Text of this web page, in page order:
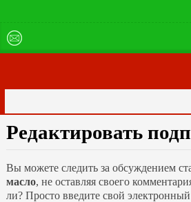
Редактировать
Вы можете следить за обсуждением
масло, не оставляя своего
ли? Просто введите свой